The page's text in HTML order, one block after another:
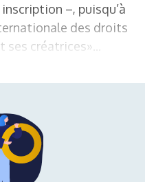
–, puisqu’à
des droits
créatrices»...